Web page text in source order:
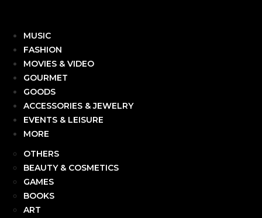
MUSIC
FASHION
MOVIES & VIDEO
GOURMET
GOODS
ACCESSORIES & JEWELRY
EVENTS & LEISURE
MORE
OTHERS
BEAUTY & COSMETICS
GAMES
BOOKS
ART